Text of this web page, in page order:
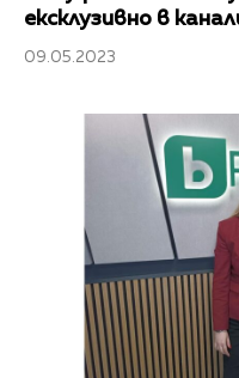
ексклузивно в
09.05.2023